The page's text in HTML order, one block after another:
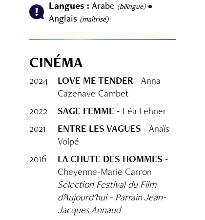
Langues : Arabe (bilingue)•
Anglais (maîtrisé)
CINÉMA
2024 LOVE ME TENDER - Anna
Cazenave Cambet
2022
SAGE FEMME - Léa Fehner
2021
ENTRE LES VAGUES - Anaïs
Volpé
2016
LA CHUTE DES HOMMES -
Cheyenne-Marie Carron
Sélection Festival du Film
d'Aujourd'hui - Parrain Jean-
Jacques Annaud